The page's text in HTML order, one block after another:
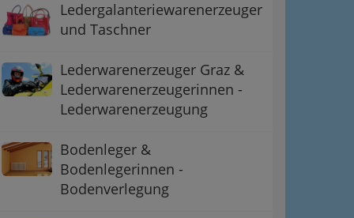
Ledergalanteriewarenerzeuger
und Taschner
Lederwarenerzeuger Graz &
Lederwarenerzeugerinnen -
Lederwarenerzeugung
Bodenleger &
Bodenlegerinnen -
Bodenverlegung